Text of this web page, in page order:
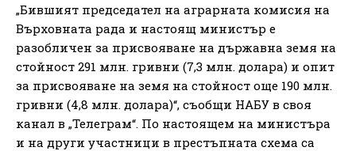
„Бившият председател на аграрната комисия на
Върховната рада и настоящ министър е
разобличен за присвояване на държавна земя на
стойност 291 млн. гривни (7,3 млн. долара) и опит
за присвояване на земя на стойност още 190 млн.
гривни (4,8 млн. долара)“, съобщи НАБУ в своя
канал в „Телеграм“. По настоящем на министъра
и на други участници в престъпната схема са